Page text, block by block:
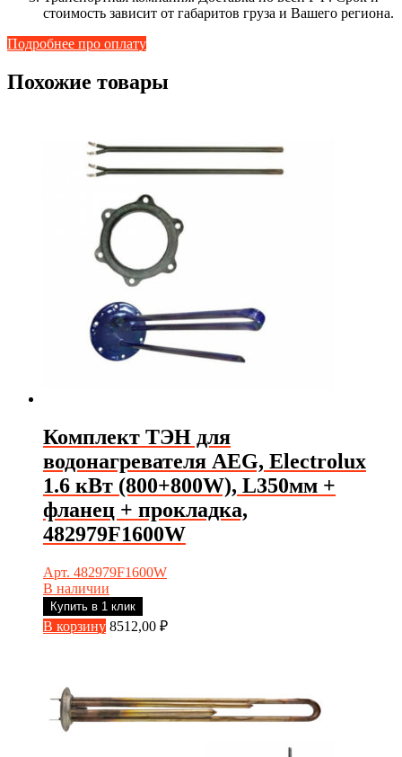
стоимость зависит от габаритов груза и Вашего региона.
Подробнее про оплату
Похожие товары
Комплект ТЭН для
водонагревателя AEG, Electrolux
1.6 кВт (800+800W), L350мм +
фланец + прокладка,
482979F1600W
Арт. 482979F1600W
В наличии
Купить в 1 клик
В корзину 8512,00 ₽